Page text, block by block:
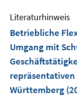
m
F
e
n
s
t
e
Literaturhinweis
Betriebliche
Umgang mit
Württemberg